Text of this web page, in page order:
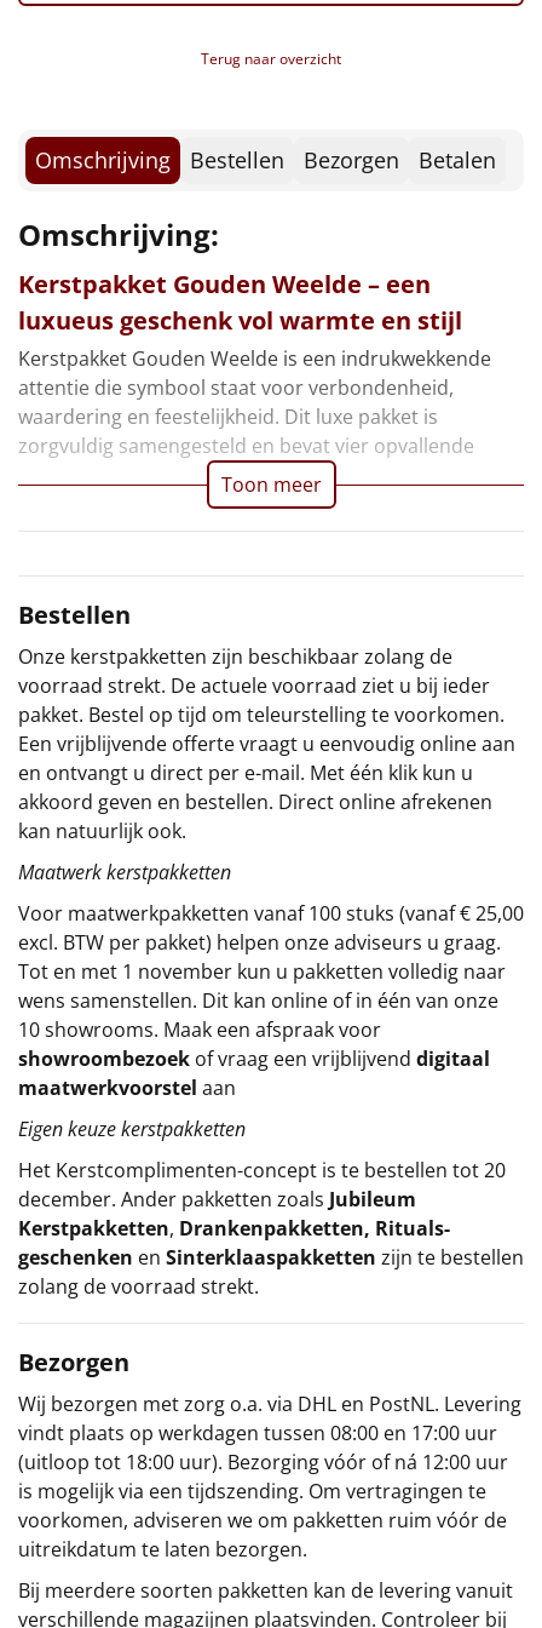
Borrelplank
NIEUW
Noodradio NIEUW
Deken (fleece plaid)
Alle artikelen
Overige
Ideeën
Personeel
Doe het zelf
Sinterklaaspakketten
Particulier
Kerstgeschenken 2026
Relatiegeschenken
Cadeaubon
Per stuk
Alle overige
Terug naar overzicht
Omschrijving Bestellen Bezorgen Betalen
Omschrijving:
Kerstpakket Gouden Weelde – een
luxueus geschenk vol warmte en stijl
Kerstpakket Gouden Weelde is een indrukwekkende
attentie die symbool staat voor verbondenheid,
waardering en feestelijkheid. Dit luxe pakket is
zorgvuldig samengesteld en bevat vier opvallende
Toon meer
Bestellen
Onze kerstpakketten zijn beschikbaar zolang de
voorraad strekt. De actuele voorraad ziet u bij ieder
pakket. Bestel op tijd om teleurstelling te voorkomen.
Een vrijblijvende offerte vraagt u eenvoudig online aan
en ontvangt u direct per e-mail. Met één klik kun u
akkoord geven en bestellen. Direct online afrekenen
kan natuurlijk ook.
Maatwerk kerstpakketten
Voor maatwerkpakketten vanaf 100 stuks (vanaf € 25,00
excl. BTW per pakket) helpen onze adviseurs u graag.
Tot en met 1 november kun u pakketten volledig naar
wens samenstellen. Dit kan online of in één van onze
10 showrooms. Maak een afspraak voor
showroombezoek of vraag een vrijblijvend digitaal
maatwerkvoorstel aan
Eigen keuze kerstpakketten
Het Kerstcomplimenten-concept is te bestellen tot 20
december. Ander pakketten zoals Jubileum
Kerstpakketten, Drankenpakketten, Rituals-
geschenken en Sinterklaaspakketten zijn te bestellen
zolang de voorraad strekt.
Bezorgen
Wij bezorgen met zorg o.a. via DHL en PostNL. Levering
vindt plaats op werkdagen tussen 08:00 en 17:00 uur
(uitloop tot 18:00 uur). Bezorging vóór of ná 12:00 uur
is mogelijk via een tijdszending. Om vertragingen te
voorkomen, adviseren we om pakketten ruim vóór de
uitreikdatum te laten bezorgen.
Bij meerdere soorten pakketten kan de levering vanuit
verschillende magazijnen plaatsvinden. Controleer bij